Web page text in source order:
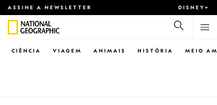
ASSINE A NEWSLETTER DISNEY+
CIÊNCIA VIAGEM ANIMAIS HISTÓRIA MEIO